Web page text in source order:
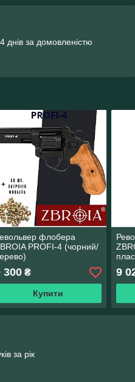
днів за домовленістю
флобера
PROFI-4 (чорний/
300₴
Купити
9
за рік